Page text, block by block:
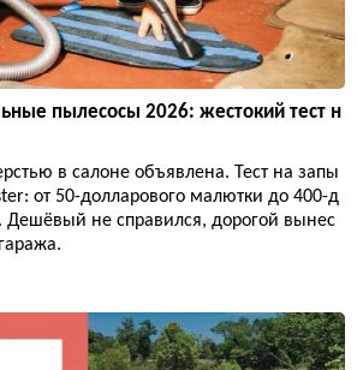
пылесосы 2026: жестокий тест н
в салоне объявлена. Тест на запы
от 50-долларового малютки до 400-д
Дешёвый не справился, дорогой вынес